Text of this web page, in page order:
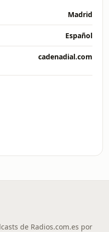
Madrid
Español
cadenadial.com
de Radios.com.es por